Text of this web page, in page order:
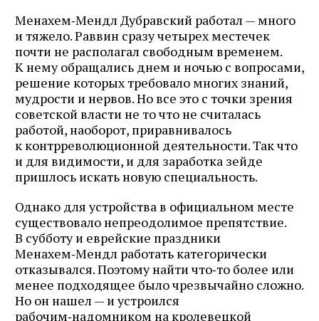
Менахем‑Мендл Дубравский работал — много
и тяжело. Раввин сразу четырех местечек
почти не располагал свободным временем.
К нему обращались днем и ночью с вопросами,
решение которых требовало многих знаний,
мудрости и нервов. Но все это с точки зрения
советской власти не то что не считалась
работой, наоборот, приравнивалось
к контрреволюционной деятельности. Так что
и для видимости, и для заработка зейде
пришлось искать новую специальность.
Однако для устройства в официальном месте
существовало непреодолимое препятствие.
В субботу и еврейские праздники
Менахем‑Мендл работать категорически
отказывался. Поэтому найти что‑то более или
менее подходящее было чрезвычайно сложно.
Но он нашел — и устроился
рабочим‑надомником на кролевецкой